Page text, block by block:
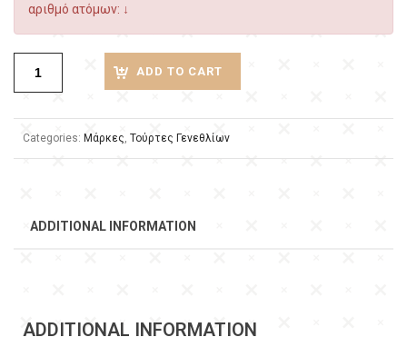
αριθμό ατόμων: ↓
ADD TO CART
Categories: Μάρκες Τούρτες Γενεθλίων
ADDITIONAL INFORMATION
ADDITIONAL INFORMATION